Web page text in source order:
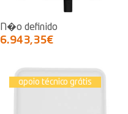
N�o definido
6.943,35€
apoio técnico grátis